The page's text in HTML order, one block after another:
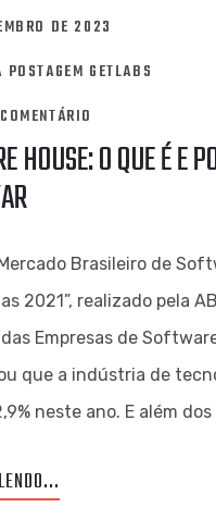
DE 2023
GETLABS
HOUSE: O QUE É E
Brasileiro de
2021”, realizado pela
Empresas de
que a indústria de
neste ano. E além